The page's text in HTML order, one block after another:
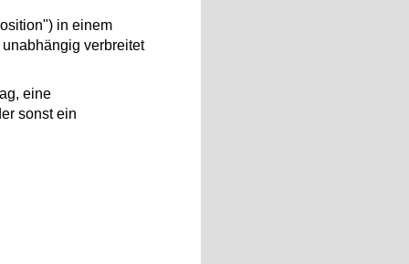
in einem
verbreitet
eine
sonst ein